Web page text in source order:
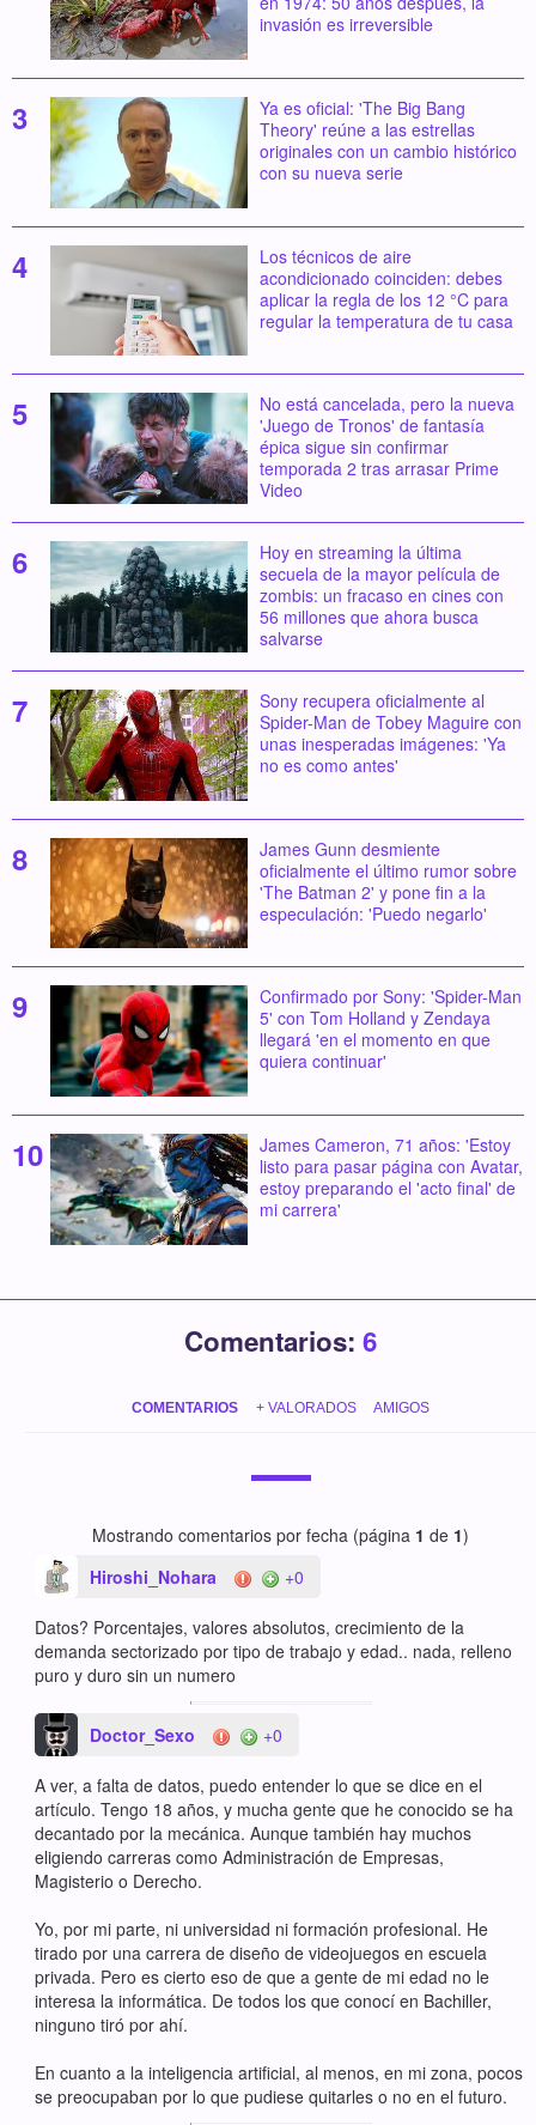
invasión es irreversible
Ya es oficial: 'The Big Bang
Theory' reúne a las estrellas
originales con un cambio histórico
con su nueva serie
Los técnicos de aire
acondicionado coinciden: debes
aplicar la regla de los 12 °C para
regular la temperatura de tu casa
No está cancelada, pero la nueva
'Juego de Tronos' de fantasía
épica sigue sin confirmar
temporada 2 tras arrasar Prime
Video
Hoy en streaming la última
secuela de la mayor película de
zombis: un fracaso en cines con
56 millones que ahora busca
salvarse
Sony recupera oficialmente al
Spider-Man de Tobey Maguire con
unas inesperadas imágenes: 'Ya
no es como antes'
James Gunn desmiente
oficialmente el último rumor sobre
'The Batman 2' y pone fin a la
especulación: 'Puedo negarlo'
Confirmado por Sony: 'Spider-Man
5' con Tom Holland y Zendaya
llegará 'en el momento en que
quiera continuar'
James Cameron, 71 años: 'Estoy
listo para pasar página con Avatar,
estoy preparando el 'acto final' de
mi carrera'
Comentarios: 6
COMENTARIOS + VALORADOS AMIGOS
Mostrando comentarios por fecha (página 1 de 1)
Hiroshi_Nohara
+0
Datos? Porcentajes, valores absolutos, crecimiento de la
demanda sectorizado por tipo de trabajo y edad.. nada, relleno
puro y duro sin un numero
Doctor_Sexo +0
A ver, a falta de datos, puedo entender lo que se dice en el
artículo. Tengo 18 años, y mucha gente que he conocido se ha
decantado por la mecánica. Aunque también hay muchos
eligiendo carreras como Administración de Empresas,
Magisterio o Derecho.
Yo, por mi parte, ni universidad ni formación profesional. He
tirado por una carrera de diseño de videojuegos en escuela
privada. Pero es cierto eso de que a gente de mi edad no le
interesa la informática. De todos los que conocí en Bachiller,
ninguno tiró por ahí.
En cuanto a la inteligencia artificial, al menos, en mi zona, pocos
se preocupaban por lo que pudiese quitarles o no en el futuro.